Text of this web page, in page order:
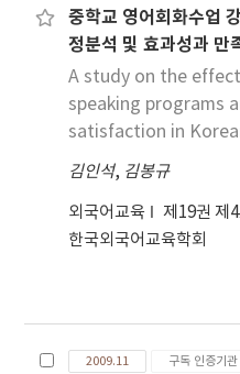
curriculum
adopting task-
collaboration with
teaching methods.
implemented in a
participated in the
developed English
requests from
English teachers. A
conducted at the
both pre-service
adequately worked
중학교 영어회화수업
정분석 및 효과성과 만
A study on the
speaking programs
satisfaction in
김인석, 김봉규
외국어교육 제19권 제
한국외국어교육학회
2009.11 구독 인증기